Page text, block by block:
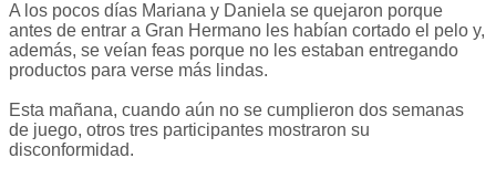
A los pocos días Mariana y Daniela se quejaron porque
antes de entrar a Gran Hermano les habían cortado el pelo y,
además, se veían feas porque no les estaban entregando
productos para verse más lindas.
Esta mañana, cuando aún no se cumplieron dos semanas
de juego, otros tres participantes mostraron su
disconformidad.